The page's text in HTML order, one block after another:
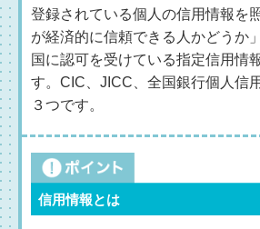
登録されている個人の信用情報を
が経済的に信頼できる人かどうか
国に認可を受けている指定信用情
す。CIC、JICC、全国銀行個人信
３つです。
信用情報とは